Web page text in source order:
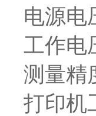
电源电
工作电
测量精
打印机